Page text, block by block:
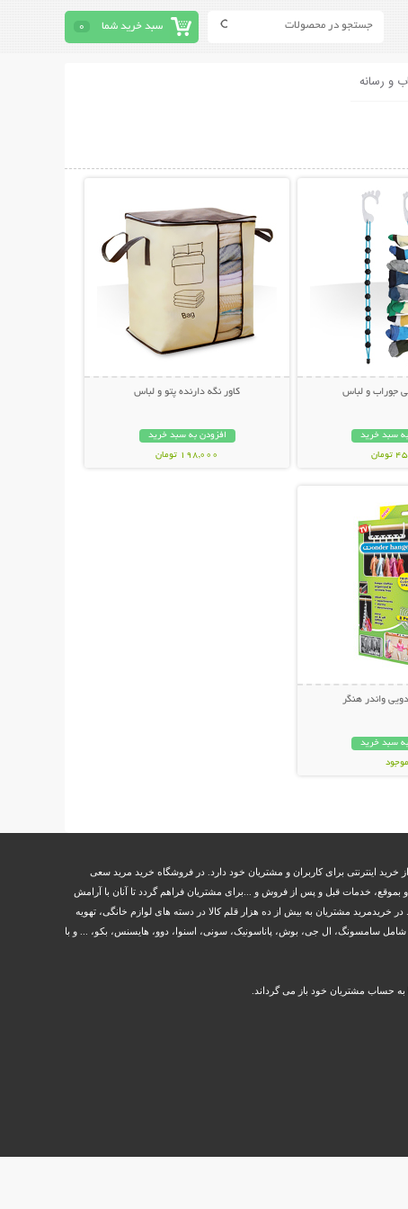
سبد خرید شما 0
و رسانه
جوراب و لباس
سبد خرید
کاور نگه دارنده پتو و لباس
افزودن به سبد خرید
198,000 تومان
واندر هنگر
سبد خرید
اینترنتی برای کاربران و مشتریان خود دارد. در فروشگاه خرید مرید سعی
خدمات قبل و پس از فروش و ...برای مشتریان فراهم گردد تا آنان با آرامش
خریدمرید مشتریان به بیش از ده هزار قلم کالا در دسته های لوازم خانگی، تهویه
سامسونگ، ال جی، بوش، پاناسونیک، سونی، اسنوا، دوو، هایسنس، بکو، ... و با